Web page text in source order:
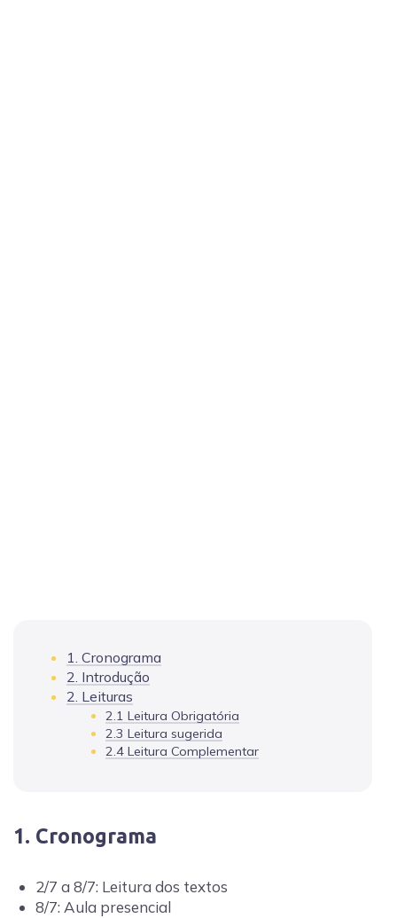
1. Cronograma
2. Introdução
2. Leituras
2.1 Leitura Obrigatória
2.3 Leitura sugerida
2.4 Leitura Complementar
1. Cronograma
2/7 a 8/7: Leitura dos textos
8/7: Aula presencial